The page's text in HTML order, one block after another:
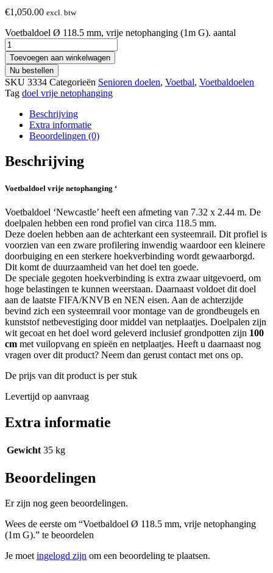
€1,050.00 excl. btw
Voetbaldoel Ø 118.5 mm, vrije netophanging (1m G). aantal
Toevoegen aan winkelwagen
Nu bestellen
SKU 3334 Categorieën Senioren doelen, Voetbal, Voetbaldoelen
Tag doel vrije netophanging
Beschrijving
Extra informatie
Beoordelingen (0)
Beschrijving
Voetbaldoel vrije netophanging ‘
Voetbaldoel ‘Newcastle’ heeft een afmeting van 7.32 x 2.44 m. De
doelpalen hebben een rond profiel van circa 118.5 mm.
Deze doelen hebben aan de achterkant een systeemrail. Dit profiel is
voorzien van een zware profilering inwendig waardoor een kleinere
doorbuiging en een sterkere hoekverbinding wordt gewaarborgd.
Dit komt de duurzaamheid van het doel ten goede.
De speciale gegoten hoekverbinding is extra zwaar uitgevoerd, om
hoge belastingen te kunnen weerstaan. Daarnaast voldoet dit doel
aan de laatste FIFA/KNVB en NEN eisen. Aan de achterzijde
bevind zich een systeemrail voor montage van de grondbeugels en
kunststof netbevestiging door middel van netplaatjes. Doelpalen zijn
wit gecoat en het doel word geleverd inclusief grondpotten zijn 100
cm met vuilopvang en spieën en netplaatjes. Heeft u daarnaast nog
vragen over dit product? Neem dan gerust contact met ons op.
De prijs van dit product is per stuk
Levertijd op aanvraag
Extra informatie
Gewicht 35 kg
Beoordelingen
Er zijn nog geen beoordelingen.
Wees de eerste om “Voetbaldoel Ø 118.5 mm, vrije netophanging
(1m G).” te beoordelen
Je moetingelogd zijn om een beoordeling te plaatsen.